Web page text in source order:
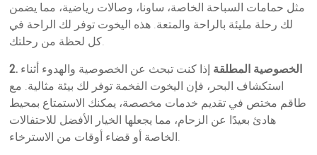
مثل حمامات السباحة الخاصة، ساونا، وصالات رياضية، مما يضمن
لك رحلة مليئة بالراحة والمتعة. هذه اليخوت توفر لك الراحة في
كل لحظة من رحلتك.
2. الخصوصية المطلقة إذا كنت تبحث عن الخصوصية والهدوء أثناء
استكشاف البحر، فإن اليخوت الفخمة توفر لك بيئة مثالية. مع
طاقم مختص في تقديم خدمات مخصصة، يمكنك الاستمتاع بمحيط
هادئ بعيدًا عن الزحام، مما يجعلها الخيار الأفضل للاحتفالات
الخاصة أو قضاء أوقات من الاسترخاء.